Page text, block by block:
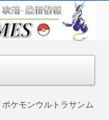
ポケモンウルトラサンム